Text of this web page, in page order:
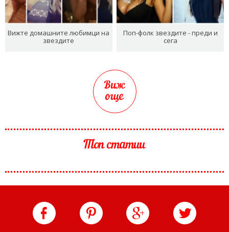
Вижте домашните любимци на
звездите
Поп-фолк звездите - преди и
сега
Виж
още
Топ статии